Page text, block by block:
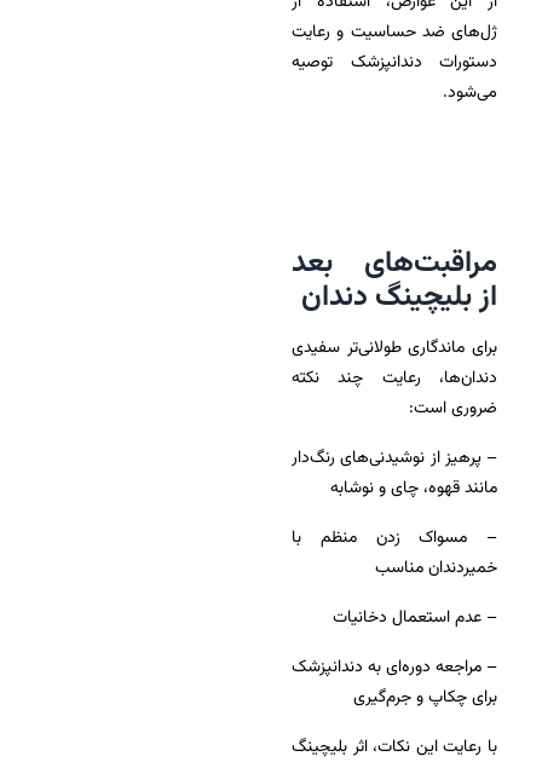
ژل‌های ضد حساسیت و رعایت
دستورات دندانپزشک توصیه
می‌شود.
مراقبت‌های بعد
از بلیچینگ دندان
برای ماندگاری طولانی‌تر سفیدی
دندان‌ها، رعایت چند نکته
ضروری است:
– پرهیز از نوشیدنی‌های رنگ‌دار
مانند قهوه، چای و نوشابه
– مسواک زدن منظم با
خمیردندان مناسب
– عدم استعمال دخانیات
– مراجعه دوره‌ای به دندانپزشک
برای چکاپ و جرم‌گیری
با رعایت این نکات، اثر بلیچینگ